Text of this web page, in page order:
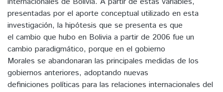
presentadas por el aporte conceptual utilizado en esta
investigación, la hipótesis que se presenta es que
el cambio que hubo en Bolivia a partir de 2006 fue un
cambio paradigmático, porque en el gobierno
Morales se abandonaran las principales medidas de los
gobiernos anteriores, adoptando nuevas
definiciones políticas para las relaciones internacionales del